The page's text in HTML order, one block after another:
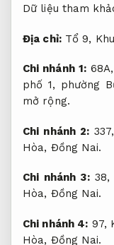
Dữ liệu tham
Địa chỉ:Tổ 9,
Chi nhánh 1:68A,
phố 1, phường
mở rộng.
Chi nhánh 2:
Hòa, Đồng Nai.
Chi nhánh 3:38,
Hòa, Đồng Nai.
Chi nhánh 4: 97,
Hòa, Đồng Nai.